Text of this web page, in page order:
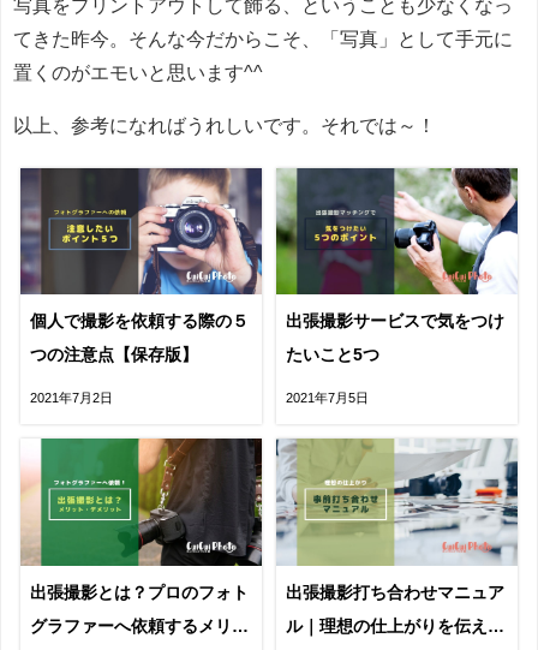
写真をプリントアウトして飾る、ということも少なくなっ
てきた昨今。そんな今だからこそ、「写真」として手元に
置くのがエモいと思います^^
以上、参考になればうれしいです。それでは～！
個人で撮影を依頼する際の５
つの注意点【保存版】
2021年7月2日
出張撮影サービスで気をつけ
たいこと5つ
2021年7月5日
出張撮影とは？プロのフォト
グラファーへ依頼するメリッ
出張撮影打ち合わせマニュア
ル｜理想の仕上がりを伝えよ